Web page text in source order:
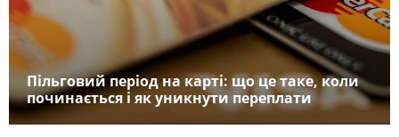
Пільговий період на карті: що це таке, коли
починається і як уникнути переплати